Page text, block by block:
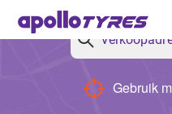
Gebruik
Terug